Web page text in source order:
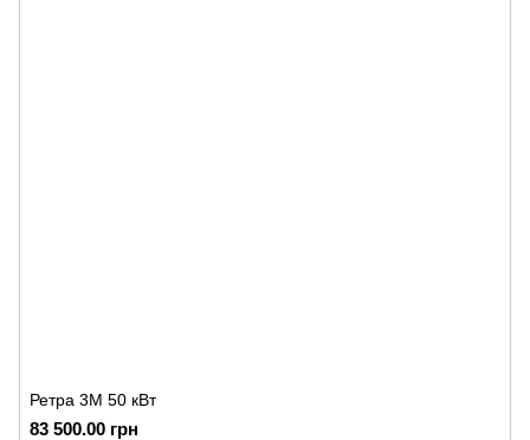
Ретра 3М 50 кВт
83 500.00 грн